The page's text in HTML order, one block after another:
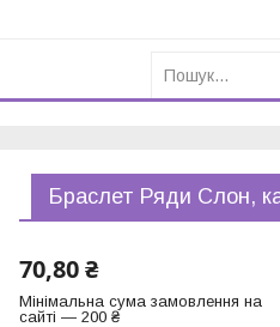
Браслет Ряди Слон,
70,80 ₴
Мінімальна сума замовлення на
сайті — 200 ₴